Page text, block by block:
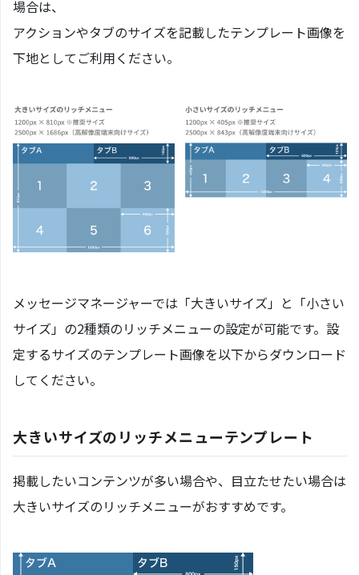
場合は、
アクションやタブのサイズを記載したテンプレート画像を
下地としてご利用ください。
メッセージマネージャーでは「大きいサイズ」と「小さい
サイズ」の2種類のリッチメニューの設定が可能です。設
定するサイズのテンプレート画像を以下からダウンロード
してください。
大きいサイズのリッチメニューテンプレート
掲載したいコンテンツが多い場合や、目立たせたい場合は
大きいサイズのリッチメニューがおすすめです。